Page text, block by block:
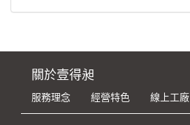
關於壹得昶
服務理念 經營特色 線上工廠